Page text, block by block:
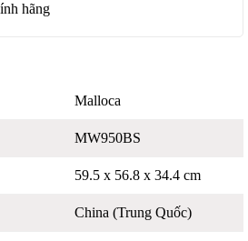
hãng
Malloca
MW950BS
59.5 x 56.8 x 34.4 cm
China (Trung Quốc)